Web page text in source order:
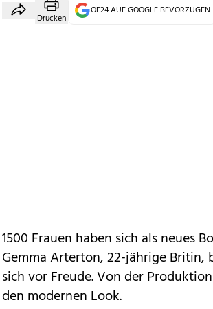
Drucken
OE24 AUF GOOGLE BEVORZUGEN
1500 Frauen haben sich als neues
Gemma Arterton, 22-jährige Britin,
sich vor Freude. Von der
den modernen Look.